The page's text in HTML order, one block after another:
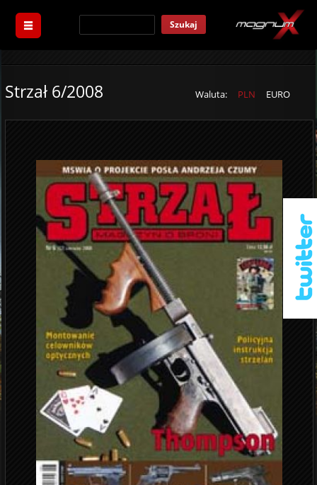
Szukaj
Waluta: PLN EURO
Strzał 6/2008